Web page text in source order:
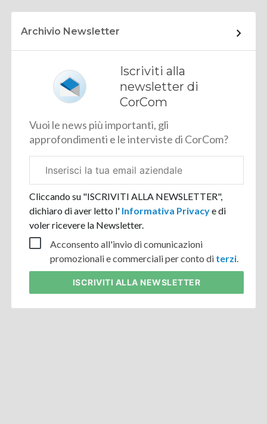
Archivio Newsletter
Iscriviti alla
newsletter di
CorCom
Vuoi le news più importanti, gli
approfondimenti e le interviste di CorCom?
aziendale
Cliccando su "ISCRIVITI ALLA NEWSLETTER",
dichiaro di aver letto l' Informativa Privacye di
voler ricevere la Newsletter.
Acconsento all'invio di comunicazioni
promozionali e commerciali per conto di terzi
ISCRIVITI ALLA NEWSLETTER